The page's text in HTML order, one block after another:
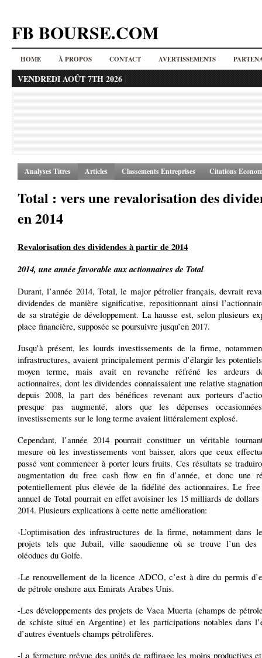
FB BOURSE.COM
HOME À PROPOS CONTACT AVERTISSEMENTS
VENDREDI AOÛT 7TH 2026
Analyses Titres Articles Classements Entreprises Citations
Total : vers une revalorisation des
en 2014
Revalorisation des dividendes à partir de 2014
2014, une année favorable aux actionnaires de Total
Durant, l’année 2014, Total, le major pétrolier français, devrait
dividendes de manière significative, repositionnant ainsi
de sa stratégie de développement. La hausse est, selon plusieurs
place financière, supposée se poursuivre jusqu’en 2017.
Jusqu’à présent, les lourds investissements de la firme,
infrastructures, avaient principalement permis d’élargir les
moyen terme, mais avait en revanche réfréné les ardeurs
actionnaires, dont les dividendes connaissaient une relative
depuis 2008, la part des bénéfices revenant aux porteurs
presque pas augmenté, alors que les dépenses
investissements sur le long terme avaient littéralement explosé.
Cependant, l’année 2014 pourrait constituer un véritable
mesure où les investissements vont baisser, alors que ceux
passé vont commencer à porter leurs fruits. Ces résultats se
augmentation du free cash flow en fin d’année, et donc une
potentiellement plus élevée de la fidélité des actionnaires. Le
annuel de Total pourrait en effet avoisiner les 15 milliards de
2014. Plusieurs explications à cette nette amélioration:
-L’optimisation des infrastructures de la firme, notamment dans
projets tels que Jubail, ville saoudienne où se trouve l’un des
oléoducs du Golfe.
-Le renouvellement de la licence ADCO, c’est à dire du permis
de pétrole onshore aux Emirats Arabes Unis.
-Les développements des projets de Vaca Muerta (champs de
de schiste situé en Argentine) et les participations notables dans
d’autres éventuels champs pétrolifères.
-La fermeture prévue des unités de raffinage les moins productives